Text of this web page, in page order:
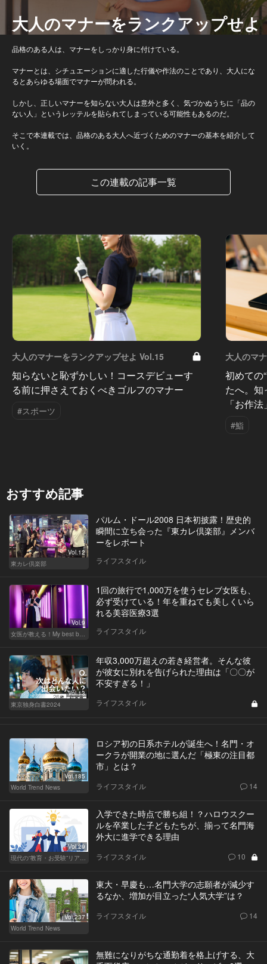
大人のマナーをランクアップせよ
品格のある人は、マナーをしっかり身に付けている。
マナーとは、シチュエーションに適した行儀や作法のことであり、大人にな
るとあらゆる場面でマナーが問われる。
しかし、正しいマナーを知らない大人は意外と多く、気づかぬうちに「品の
ない人」というレッテルを貼られてしまっている可能性もあるのだ。
そこで本連載では、品格のある大人へ近づくためのマナーの基本を紹介して
いく。
この連載の記事一覧
大人のマナーをランクアップせよ Vol.15
知らないと恥ずかしい！コースデビューす
る前に押さえておくべきゴルフのマナー
#スポーツ
大人のマ
初めての
たへ。
「お作
#鮨
おすすめ記事
Vol.12
東カレ倶楽部
パルム・ドール2008 日本初披露！歴史的
瞬間に立ち会った『東カレ倶楽部』メンバ
ーをレポート
ライフスタイル
Vol.9
女医が教える！My best beauty
1回の旅行で1,000万を使うセレブ女医も、
必ず受けている！年を重ねても美しくいら
れる美容医療3選
ライフスタイル
Vol.13
東京独身白書2024
年収3,000万超えの若き経営者。そんな彼
が彼女に別れを告げられた理由は「〇〇が
不安すぎる！」
ライフスタイル
Vol.185
World Trend News
ロシア初の日系ホテルが誕生へ！名門・オ
ークラが開業の地に選んだ「極東の注目都
市」とは？
ライフスタイル 14
Vol.29
現代の“教育・お受験”リアルドキュメント
入学できた時点で勝ち組！？ハロウスクー
ルを卒業した子どもたちが、揃って名門海
外大に進学できる理由
ライフスタイル 10
Vol.237
World Trend News
東大・早慶も…名門大学の志願者が減少す
るなか、増加が目立った“人気大学”は？
ライフスタイル 14
無難になりがちな通勤着を格上げする、大